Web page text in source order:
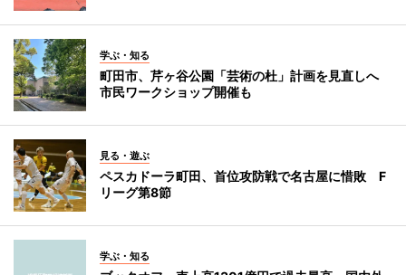
学ぶ・知る
町田市、芹ヶ谷公園「芸術の杜」計画を見直しへ
市民ワークショップ開催も
見る・遊ぶ
ペスカドーラ町田、首位攻防戦で名古屋に惜敗 F
リーグ第8節
学ぶ・知る